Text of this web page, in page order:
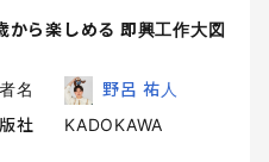
から楽しめる 即興工作大図
名
野呂 祐人
社
KADOKAWA